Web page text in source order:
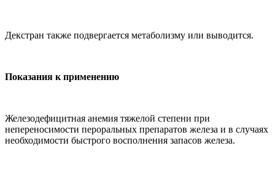
Декстран также подвергается метаболизму или выводится.
Показания к применению
Железодефицитная анемия тяжелой степени при
непереносимости пероральных препаратов железа и в случаях
необходимости быстрого восполнения запасов железа.